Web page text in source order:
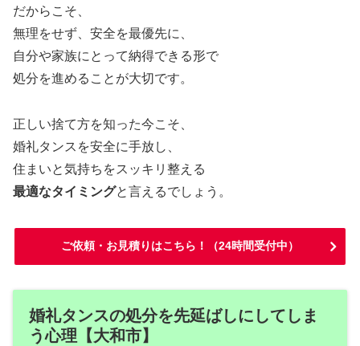
だからこそ、
無理をせず、安全を最優先に、
自分や家族にとって納得できる形で
処分を進めることが大切です。
正しい捨て方を知った今こそ、
婚礼タンスを安全に手放し、
住まいと気持ちをスッキリ整える
最適なタイミングと言えるでしょう。
ご依頼・お見積りはこちら！（24時間受付中）
婚礼タンスの処分を先延ばしにしてしま
う心理【大和市】